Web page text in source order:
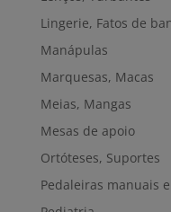
Lingerie, Fatos de
Manápulas
Marquesas, Macas
Meias, Mangas
Mesas de apoio
Ortóteses, Suportes
Pedaleiras manuais